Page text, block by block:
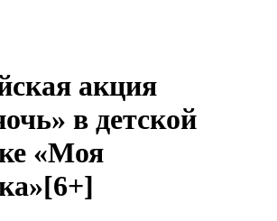
акция
в детской
«Моя
[6+]